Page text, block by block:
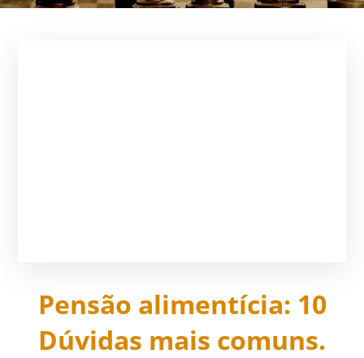
Pensão alimentícia: 10
Dúvidas mais comuns.